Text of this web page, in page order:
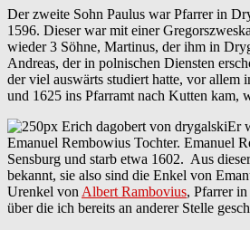
Der zweite Sohn Paulus war Pfarrer in
1596. Dieser war mit einer
wieder 3 Söhne, Martinus, der ihm in
Andreas, der in polnischen Diensten
der viel auswärts studiert hatte, vor allem
und 1625 ins Pfarramt nach Kutten kam,
Er
Emanuel Rembowius Tochter. Emanuel
Sensburg und starb etwa 1602. Aus
bekannt, sie also sind die Enkel von
Urenkel vonAlbert Rambovius, Pfarrer
über die ich bereits an anderer Stelle